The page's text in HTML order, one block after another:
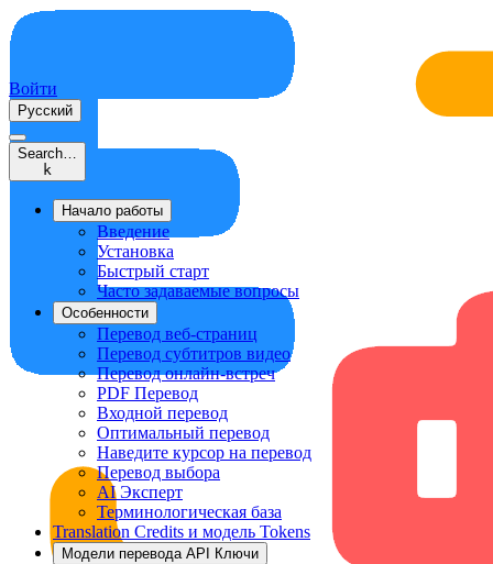
Войти
Русский
Search…
k
Начало работы
Введение
Установка
Быстрый старт
Часто задаваемые вопросы
Особенности
Перевод веб-страниц
Перевод субтитров видео
Перевод онлайн-встреч
PDF Перевод
Входной перевод
Оптимальный перевод
Наведите курсор на перевод
Перевод выбора
AI Эксперт
Терминологическая база
Translation Credits и модель Tokens
Модели перевода API Ключи